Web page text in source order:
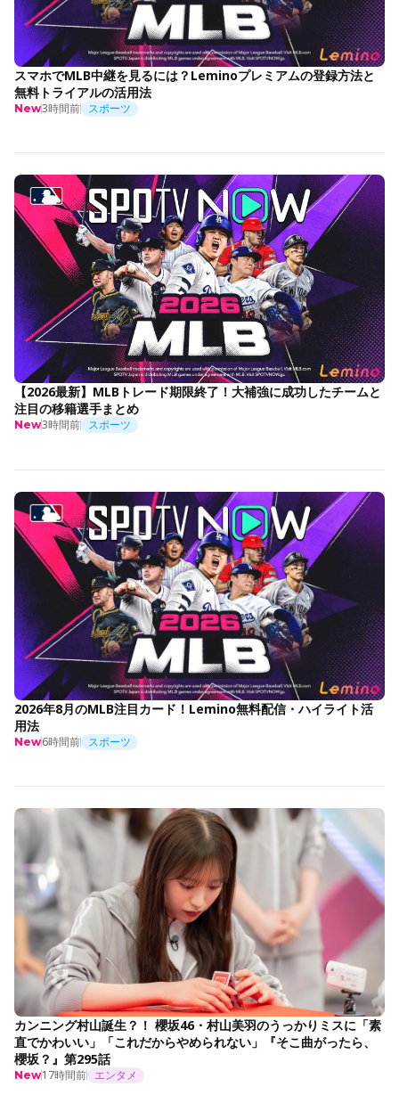
スマホでMLB中継を見るには？Leminoプレミアムの登録方法と
無料トライアルの活用法
New3時間前 スポーツ
【2026最新】MLBトレード期限終了！大補強に成功したチームと
注目の移籍選手まとめ
New3時間前 スポーツ
2026年8月のMLB注目カード！Lemino無料配信・ハイライト活
用法
New6時間前 スポーツ
カンニング村山誕生？！ 櫻坂46・村山美羽のうっかりミスに「素
直でかわいい」「これだからやめられない」『そこ曲がったら、
櫻坂？』第295話
New17時間前 エンタメ